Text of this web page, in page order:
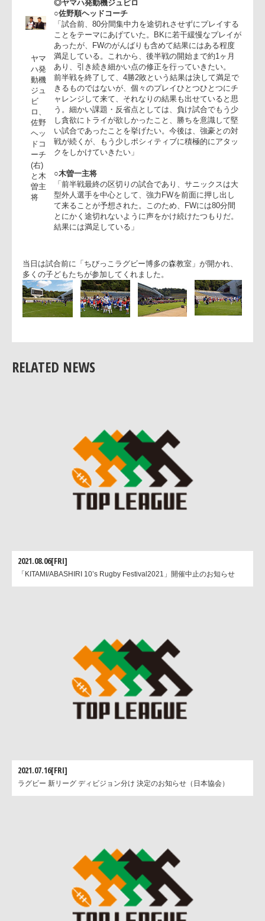
福岡サニックスブルースの岩渕選手(22番、写真左)が後半16分
から登場。３年ぶりに公式戦への復帰を果たした
ヤマ
ハ発
動機
ジュ
ビ
ロ、
佐野
ヘッ
曽主
将
◎ヤマハ発動機ジュビロ
○佐野順ヘッドコーチ
「試合前、80分間集中力を途切れさせずにプレイす
ことをテーマにあげていた。BKに若干緩慢なプレイ
あったが、FWのがんばりも含めて結果にはある程度
満足している。これから、後半戦の開始まで約1ヶ月
あり、引き続き細かい点の修正を行っていきたい。
前半戦を終了して、4勝2敗という結果は決して満足
きるものではないが、個々のプレイひとつひとつにチ
う。細かい課題・反省点としては、負け試合でもう少
し貪欲にトライが欲しかったこと、勝ちを意識して堅
い試合であったことを挙げたい。今後は、強豪との対
戦が続くが、もう少しポシィティブに積極的にアタッ
クをしかけていきたい」
「前半戦最終の区切りの試合であり、サニックスは大
型外人選手を中心として、強力FWを前面に押し出し
て来ることが予想された。このため、FWには80分間
とにかく途切れないように声をかけ続けたつもりだ。
結果には満足している」
多くの子どもたちが参加してくれました。
RELATED NEWS
2021.08.06[FRI]
「KITAMI/ABASHIRI 10’s Rugby Festival2021」開催中止のお知らせ
2021.07.16[FRI]
ラグビー 新リーグ ディビジョン分け 決定のお知らせ（日本協会）